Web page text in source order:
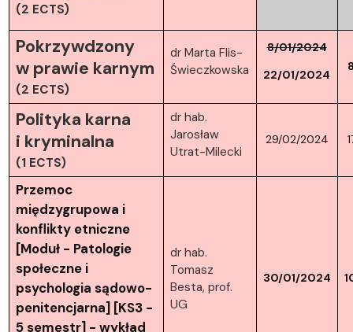
(2 ECTS)
Pokrzywdzony
w prawie karnym
(2 ECTS)
dr Marta Flis-
Świeczkowska
8/01/2024
22/01/2024
Polityka karna
i kryminalna
(1 ECTS)
dr hab.
Jarosław
Utrat-Milecki
29/02/2024
Przemoc
międzygrupowa i
konflikty etniczne
[Moduł - Patologie
społeczne i
psychologia sądowo-
penitencjarna] [KS3 -
5 semestr] - wykład
dr hab.
Tomasz
Besta, prof.
UG
30/01/2024